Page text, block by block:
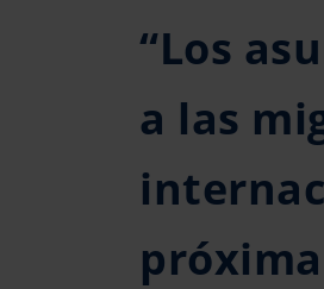
“Los
a las